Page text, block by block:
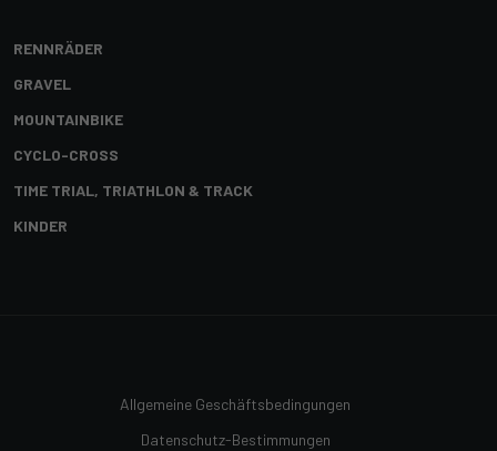
RENNRÄDER
GRAVEL
MOUNTAINBIKE
CYCLO-CROSS
TIME TRIAL, TRIATHLON & TRACK
KINDER
Allgemeine Geschäftsbedingungen
Datenschutz-Bestimmungen